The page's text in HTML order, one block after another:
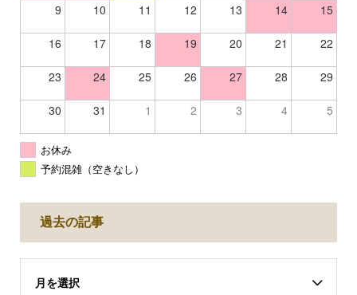
9 10 11 12 13 14 15
16 17 18 19 20 21 22
23 24 25 26 27 28 29
30 31 1 2 3 4 5
お休み
予約混雑（空きなし）
過去の記事
月を選択